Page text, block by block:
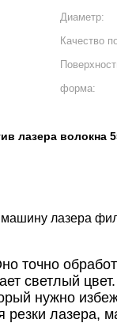
Диаметр:
Качество
форма:
лазера волокна
лазера
точно
светлый
нужно
лазера,